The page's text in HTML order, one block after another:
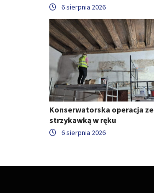
6 sierpnia 2026
Konserwatorska operacja ze
strzykawką w ręku
6 sierpnia 2026